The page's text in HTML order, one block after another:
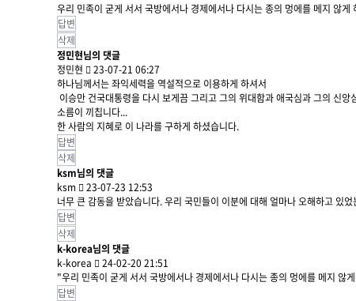
우리 민족이 굳게 서서 국방에서나 경제에서나 다시는 종의 멍에를 메지 않게
답변
삭제
정민현님의 댓글
정민현
23-07-21 06:27
하나님께서는 좌익세력을 역설적으로 이용하게 하셔서
이승만 건국대통령을 다시 보게끔 그리고 그의 위대함과 애국심과 그의 신앙
소름이 끼칩니다...
한 사람의 지혜로 이 나라를 구하게 하셨습니다.
답변
삭제
ksm님의 댓글
ksm
23-07-23 12:53
너무 큰 감동을 받았습니다. 우리 국민들이 이분에 대해 얼마나 오해하고 있
답변
삭제
k-korea님의 댓글
k-korea
24-02-20 21:51
"우리 민족이 굳게 서서 국방에서나 경제에서나 다시는 종의 멍에를 메지 않
답변